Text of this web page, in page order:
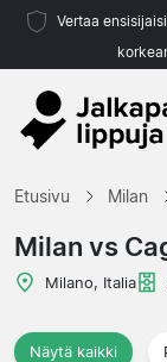
Vertaa
Etusivu Milan
Milan vs
Milano, Italia
Näytä kaikki